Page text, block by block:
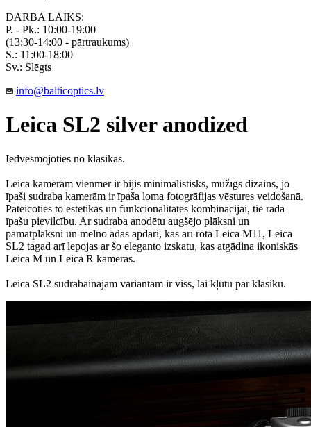
DARBA LAIKS:
P. - Pk.: 10:00-19:00
(13:30-14:00 - pārtraukums)
S.: 11:00-18:00
Sv.: Slēgts
info@balticoptics.lv
Leica SL2 silver anodized
Iedvesmojoties no klasikas.
Leica kamerām vienmēr ir bijis minimālistisks, mūžīgs dizains, jo
īpaši sudraba kamerām ir īpaša loma fotogrāfijas vēstures veidošanā.
Pateicoties to estētikas un funkcionalitātes kombinācijai, tie rada
īpašu pievilcību. Ar sudraba anodētu augšējo plāksni un
pamatplāksni un melno ādas apdari, kas arī rotā Leica M11, Leica
SL2 tagad arī lepojas ar šo eleganto izskatu, kas atgādina ikoniskās
Leica M un Leica R kameras.
Leica SL2 sudrabainajam variantam ir viss, lai kļūtu par klasiku.